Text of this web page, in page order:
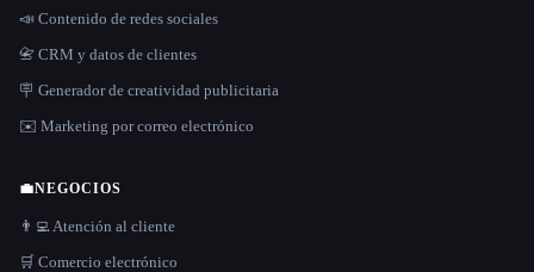
📣 Contenido de redes sociales
📇 CRM y datos de clientes
🪧 Generador de creatividad publicitaria
✉️ Marketing por correo electrónico
💼NEGOCIOS
👨‍💻 Atención al cliente
🛒 Comercio electrónico